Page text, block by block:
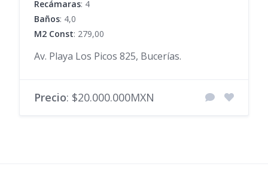
Recámaras: 4
Baños: 4,0
M2 Const: 279,00
Av. Playa Los Picos 825, Bucerías.
Precio: $20.000.000MXN